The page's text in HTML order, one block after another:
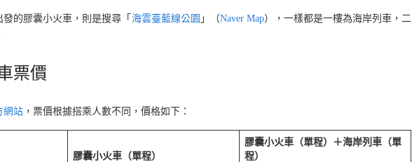
發的膠囊小火車，則是搜尋「 海雲臺藍線公園 」（Naver Map），一樣都是一樓為海岸列車，二
票價
網站 ，票價根據搭乘人數不同，價格如下：
膠囊小火車（單程）
膠囊小火車（單程）＋海岸列車（單
程）